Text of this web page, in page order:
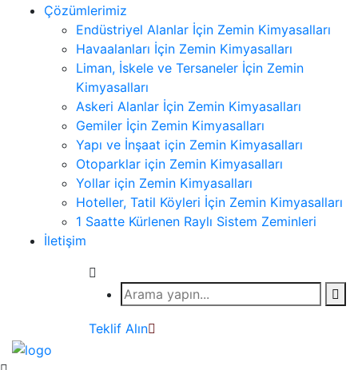
Çözümlerimiz
Endüstriyel Alanlar İçin Zemin Kimyasalları
Havaalanları İçin Zemin Kimyasalları
Liman, İskele ve Tersaneler İçin Zemin
Kimyasalları
Askeri Alanlar İçin Zemin Kimyasalları
Gemiler İçin Zemin Kimyasalları
Yapı ve İnşaat için Zemin Kimyasalları
Otoparklar için Zemin Kimyasalları
Yollar için Zemin Kimyasalları
Hoteller, Tatil Köyleri İçin Zemin Kimyasalları
1 Saatte Kürlenen Raylı Sistem Zeminleri
İletişim
Teklif Alın